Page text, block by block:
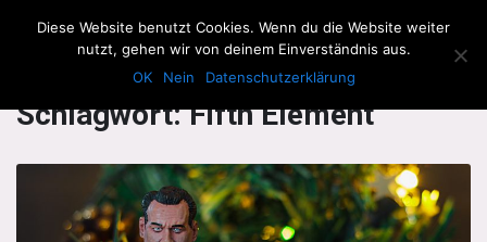
The Howling Men
Schlagwort:Fifth Element
Diese Website benutzt Cookies. Wenn du die Website weiter
nutzt, gehen wir von deinem Einverständnis aus.
OK
Nein Datenschutzerklärung